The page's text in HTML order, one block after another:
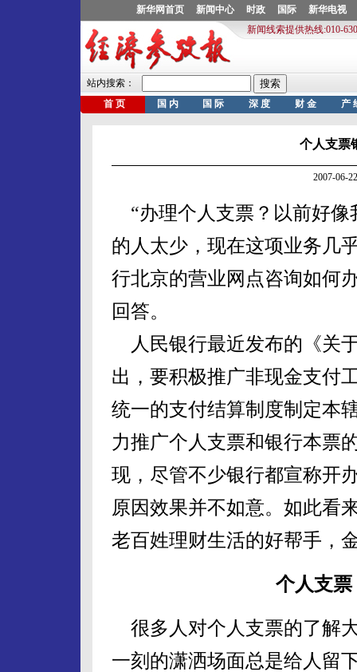
个人支票
2007-06-
“办理个人支票？以前好像
的人太少，现在这项业务几
行北京的营业网点咨询如何
回答。
人民银行最近发布的《关
出，要积极推广非现金支付
统一的支付结算制度制定本
力推广个人支票和银行本票
现，尽管不少银行都宣称开
原因效果并不如意。如此看
老百姓理财生活的好帮手，
个人支
很多人对个人支票的了解
一刻的潇洒场面总是给人留